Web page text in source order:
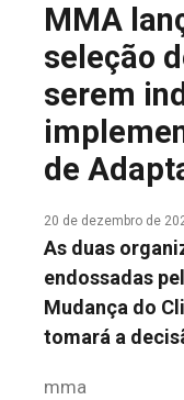
FALE CONOSCO
MMA
seleção
serem
de
20 de dezembro de
As duas
endossadas
Mudança do
tomará a
mma